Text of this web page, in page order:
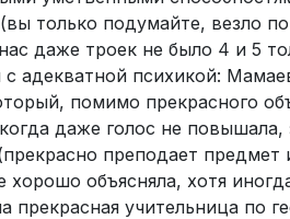
только подумайте, везло
даже троек не было 4 и 5
адекватной психикой:
помимо прекрасного
даже голос не
преподает
хорошо объясняла, хотя
прекрасная учительница по